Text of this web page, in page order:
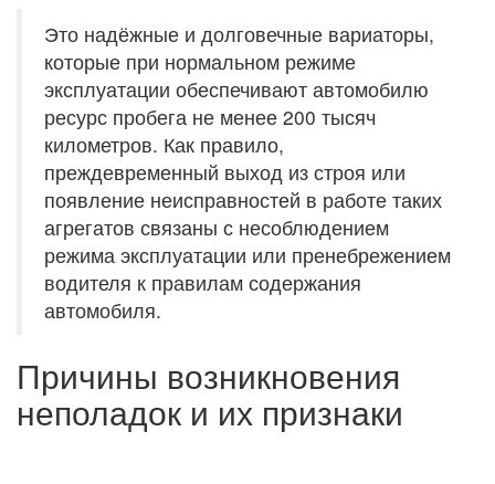
Это надёжные и долговечные вариаторы,
которые при нормальном режиме
эксплуатации обеспечивают автомобилю
ресурс пробега не менее 200 тысяч
километров. Как правило,
преждевременный выход из строя или
появление неисправностей в работе таких
агрегатов связаны с несоблюдением
режима эксплуатации или пренебрежением
водителя к правилам содержания
автомобиля.
Причины возникновения
неполадок и их признаки